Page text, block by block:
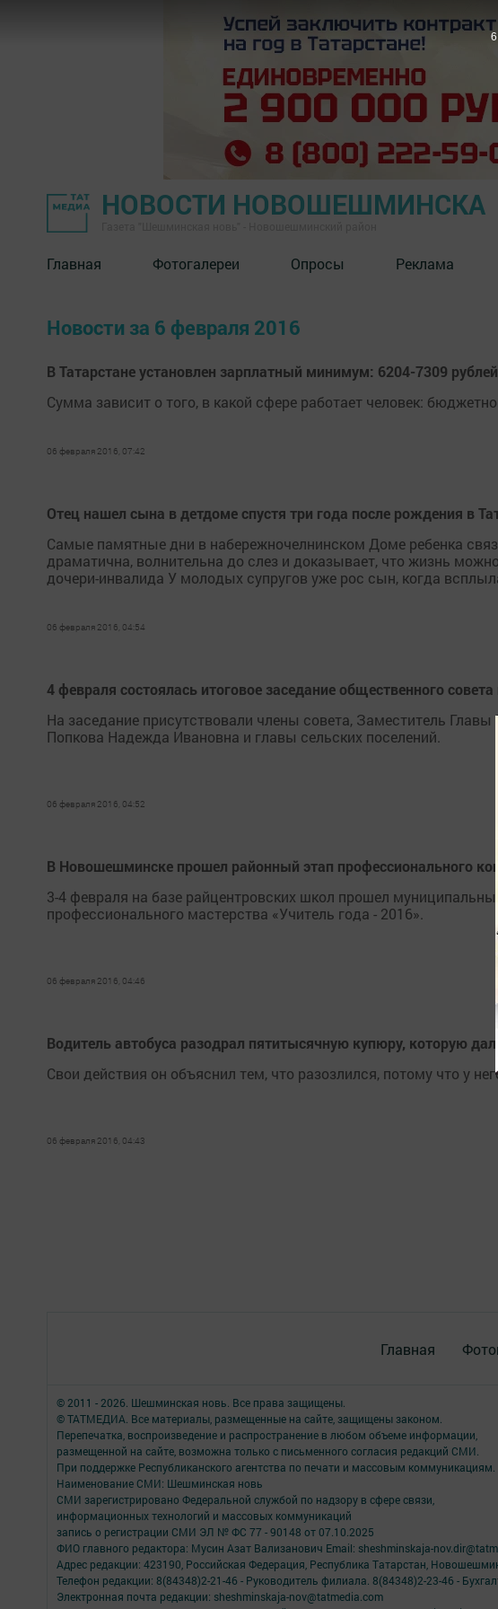
НОВОСТИ НОВОШЕШМИНСКА
Главная Фотогалереи Опросы Реклама
Новости за 6 февраля 2016
В Татарстане установлен зарплатный минимум: 6204-7309 рублей
Сумма зависит о того, в какой сфере работает человек:
06 февраля 2016, 07:42
Отец нашел сына в детдоме спустя три года после рождения в
Самые памятные дни в набережночелнинском Доме ребенка
драматична, волнительна до слез и доказывает, что жизнь
дочери-инвалида У молодых супругов уже рос сын, когда
06 февраля 2016, 04:54
4 февраля состоялась итоговое заседание общественного
На заседание присутствовали члены совета, Заместитель
Попкова Надежда Ивановна и главы сельских поселений.
06 февраля 2016, 04:52
В Новошешминске прошел районный этап профессионального
3-4 февраля на базе райцентровских школ прошел
профессионального мастерства «Учитель года - 2016».
06 февраля 2016, 04:46
Водитель автобуса разодрал пятитысячную купюру, которую
Свои действия он объяснил тем, что разозлился, потому что у
06 февраля 2016, 04:43
Главная
© 2011 - 2026. Шешминская новь. Все права защищены.
© ТАТМЕДИА. Все материалы, размещенные на сайте, защищены законом.
Перепечатка, воспроизведение и распространение в любом объеме информации,
размещенной на сайте, возможна только с письменного согласия редакций СМИ.
При поддержке Республиканского агентства по печати и массовым коммуникациям.
Наименование СМИ: Шешминская новь
СМИ зарегистрировано Федеральной службой по надзору в сфере связи,
информационных технологий и массовых коммуникаций
запись о регистрации СМИ ЭЛ № ФС 77 - 90148 от 07.10.2025
ФИО главного редактора: Мусин Азат Вализанович Email: sheshminskaja-
Адрес редакции: 423190, Российская Федерация, Республика Татарстан,
Телефон редакции: 8(84348)2-21-46 - Руководитель филиала. 8(84348)2-23-46 -
Электронная почта редакции: sheshminskaja-nov@tatmedia.com
6